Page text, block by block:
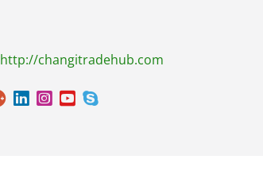
http://changitradehub.com